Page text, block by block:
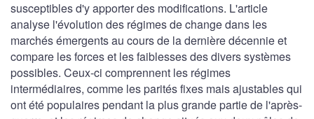
susceptibles d'y apporter des modifications. L'article
analyse l'évolution des régimes de change dans les
marchés émergents au cours de la dernière décennie et
compare les forces et les faiblesses des divers systèmes
possibles. Ceux-ci comprennent les régimes
intermédiaires, comme les parités fixes mais ajustables qui
ont été populaires pendant la plus grande partie de l'après-